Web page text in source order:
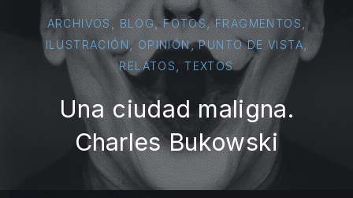
ARCHIVOS, BLOG,FOTOS,FRAGMENTOS,
ILUSTRACIÓN,OPINIÓN,PUNTO DE VISTA,
RELATOS,TEXTOS
Una ciudad maligna.
Charles Bukowski